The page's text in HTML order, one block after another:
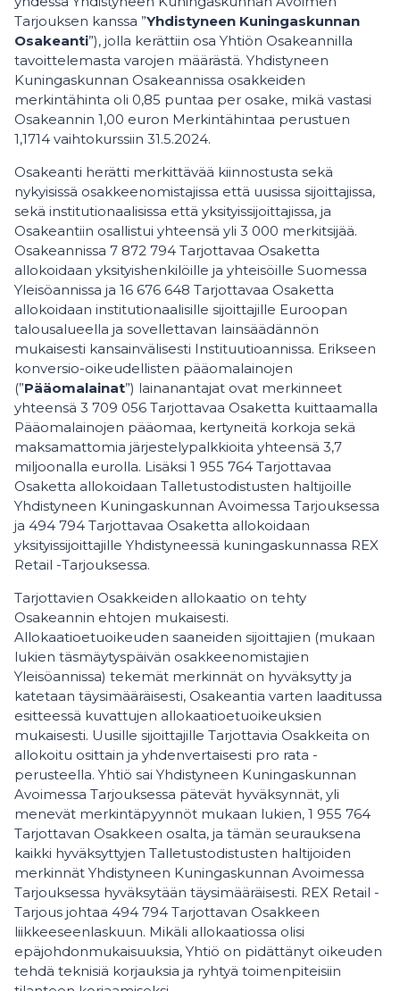
Tarjouksen kanssa ”Yhdistyneen Kuningaskunnan
Osakeanti”), jolla kerättiin osa Yhtiön Osakeannilla
tavoittelemasta varojen määrästä. Yhdistyneen
Kuningaskunnan Osakeannissa osakkeiden
merkintähinta oli 0,85 puntaa per osake, mikä vastasi
Osakeannin 1,00 euron Merkintähintaa perustuen
1,1714 vaihtokurssiin 31.5.2024.
Osakeanti herätti merkittävää kiinnostusta sekä
nykyisissä osakkeenomistajissa että uusissa sijoittajissa,
sekä institutionaalisissa että yksityissijoittajissa, ja
Osakeantiin osallistui yhteensä yli 3 000 merkitsijää.
Osakeannissa 7 872 794 Tarjottavaa Osaketta
allokoidaan yksityishenkilöille ja yhteisöille Suomessa
Yleisöannissa ja 16 676 648 Tarjottavaa Osaketta
allokoidaan institutionaalisille sijoittajille Euroopan
talousalueella ja sovellettavan lainsäädännön
mukaisesti kansainvälisesti Instituutioannissa. Erikseen
konversio-oikeudellisten pääomalainojen
(”Pääomalainat”) lainanantajat ovat merkinneet
yhteensä 3 709 056 Tarjottavaa Osaketta kuittaamalla
Pääomalainojen pääomaa, kertyneitä korkoja sekä
maksamattomia järjestelypalkkioita yhteensä 3,7
miljoonalla eurolla. Lisäksi 1 955 764 Tarjottavaa
Osaketta allokoidaan Talletustodistusten haltijoille
Yhdistyneen Kuningaskunnan Avoimessa Tarjouksessa
ja 494 794 Tarjottavaa Osaketta allokoidaan
yksityissijoittajille Yhdistyneessä kuningaskunnassa REX
Retail -Tarjouksessa.
Tarjottavien Osakkeiden allokaatio on tehty
Osakeannin ehtojen mukaisesti.
Allokaatioetuoikeuden saaneiden sijoittajien (mukaan
lukien täsmäytyspäivän osakkeenomistajien
Yleisöannissa) tekemät merkinnät on hyväksytty ja
katetaan täysimääräisesti, Osakeantia varten laaditussa
esitteessä kuvattujen allokaatioetuoikeuksien
mukaisesti. Uusille sijoittajille Tarjottavia Osakkeita on
allokoitu osittain ja yhdenvertaisesti pro rata -
perusteella. Yhtiö sai Yhdistyneen Kuningaskunnan
Avoimessa Tarjouksessa pätevät hyväksynnät, yli
menevät merkintäpyynnöt mukaan lukien, 1 955 764
Tarjottavan Osakkeen osalta, ja tämän seurauksena
kaikki hyväksyttyjen Talletustodistusten haltijoiden
merkinnät Yhdistyneen Kuningaskunnan Avoimessa
Tarjouksessa hyväksytään täysimääräisesti. REX Retail -
Tarjous johtaa 494 794 Tarjottavan Osakkeen
liikkeeseenlaskuun. Mikäli allokaatiossa olisi
epäjohdonmukaisuuksia, Yhtiö on pidättänyt oikeuden
tehdä teknisiä korjauksia ja ryhtyä toimenpiteisiin